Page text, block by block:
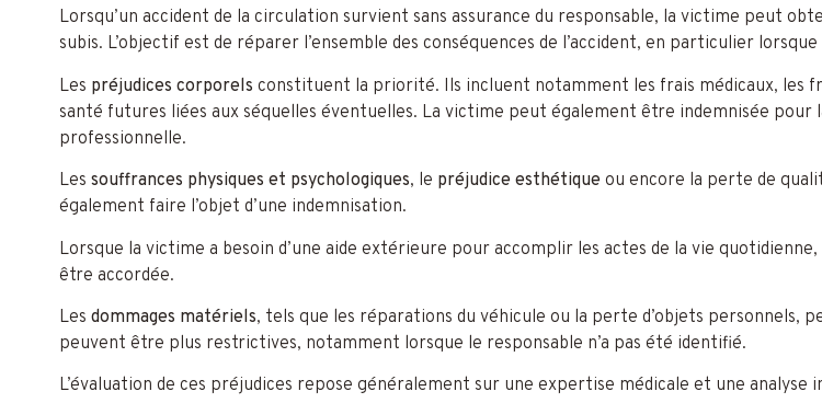
Lorsqu’un accident de la circulation survient sans assurance du responsable, la victime peut
subis. L’objectif est de réparer l’ensemble des conséquences de l’accident, en particulier
Les préjudices corporels constituent la priorité. Ils incluent notamment les frais médicaux, les
santé futures liées aux séquelles éventuelles. La victime peut également être indemnisée pour
professionnelle.
Les souffrances physiques et psychologiques, le préjudice esthétique ou encore la perte de
également faire l’objet d’une indemnisation.
Lorsque la victime a besoin d’une aide extérieure pour accomplir les actes de la vie
être accordée.
Les dommages matériels, tels que les réparations du véhicule ou la perte d’objets personnels,
peuvent être plus restrictives, notamment lorsque le responsable n’a pas été identifié.
L’évaluation de ces préjudices repose généralement sur une expertise médicale et une analyse